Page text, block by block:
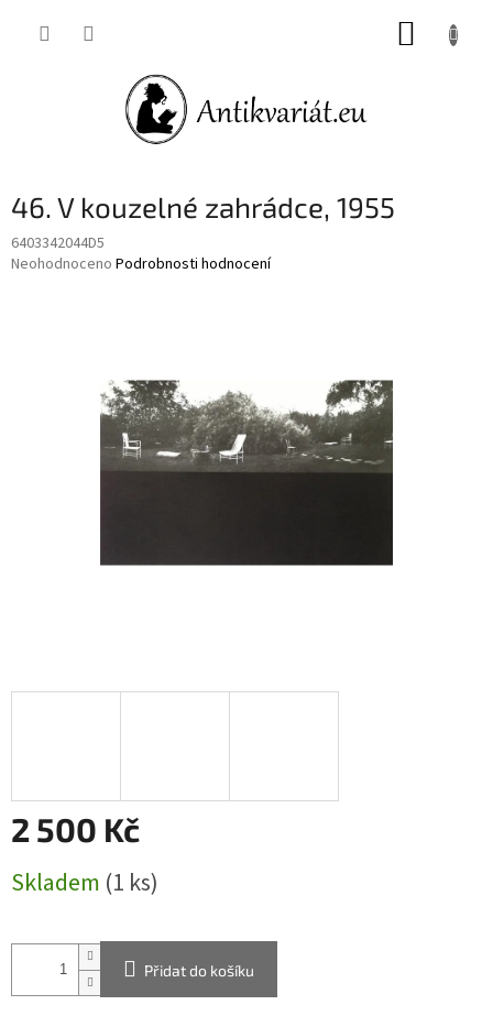
46. V kouzelné zahrádce, 1955
6403342044D5
Průměrné
Neohodnoceno Podrobnosti hodnocení
2 500 Kč
cena:
Skladem (1 ks)
Přidat do košíku